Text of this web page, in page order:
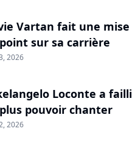
Vartan fait une mise
sur sa carrière
2026
Loconte a failli
pouvoir chanter
2026